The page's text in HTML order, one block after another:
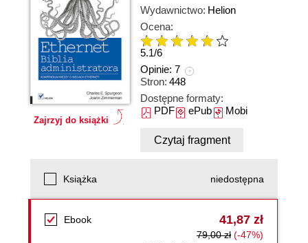
Zajrzyj do książki
Wydawnictwo: Helion
Ocena:
5.1/6
Opinie: 7
Stron: 448
Dostępne formaty:
PDFePubMobi
Czytaj fragment
Książka niedostępna
Ebook 41,87 zł
79,00 zł (-47%)